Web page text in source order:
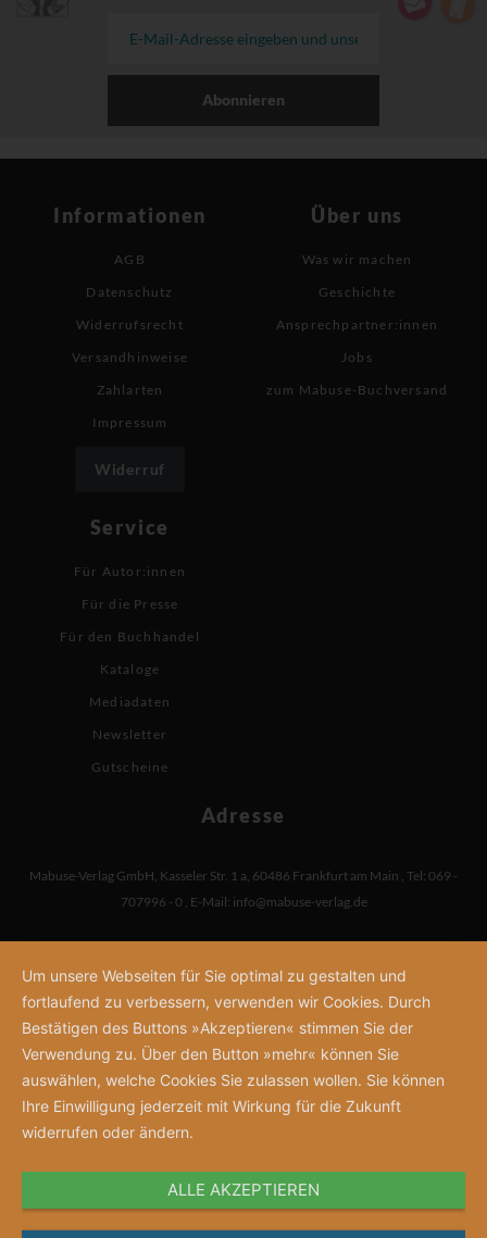
Abonnieren
Informationen
AGB
Datenschutz
Widerrufsrecht
Versandhinweise
Zahlarten
Impressum
Widerruf
Über uns
Was wir machen
Geschichte
Ansprechpartner:innen
Jobs
zum Mabuse-Buchversand
Service
Für Autor:innen
Für die Presse
Für den Buchhandel
Kataloge
Mediadaten
Newsletter
Gutscheine
Adresse
Mabuse-Verlag GmbH, Kasseler Str. 1 a, 60486 Frankfurt am Main , Tel: 069 -
707996 - 0 , E-Mail: info@mabuse-verlag.de
Um unsere Webseiten für Sie optimal zu gestalten und
fortlaufend zu verbessern, verwenden wir Cookies. Durch
Bestätigen des Buttons »Akzeptieren« stimmen Sie der
Verwendung zu. Über den Button »mehr« können Sie
auswählen, welche Cookies Sie zulassen wollen. Sie können
Ihre Einwilligung jederzeit mit Wirkung für die Zukunft
widerrufen oder ändern.
ALLE AKZEPTIEREN